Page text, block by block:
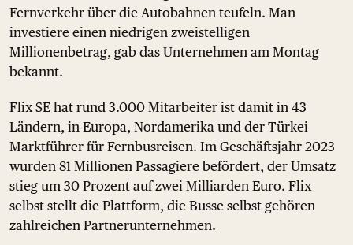
Fernverkehr über die Autobahnen teufeln. Man
investiere einen niedrigen zweistelligen
Millionenbetrag, gab das Unternehmen am Montag
bekannt.
Flix SE hat rund 3.000 Mitarbeiter ist damit in 43
Ländern, in Europa, Nordamerika und der Türkei
Marktführer für Fernbusreisen. Im Geschäftsjahr 2023
wurden 81 Millionen Passagiere befördert, der Umsatz
stieg um 30 Prozent auf zwei Milliarden Euro. Flix
selbst stellt die Plattform, die Busse selbst gehören
zahlreichen Partnerunternehmen.